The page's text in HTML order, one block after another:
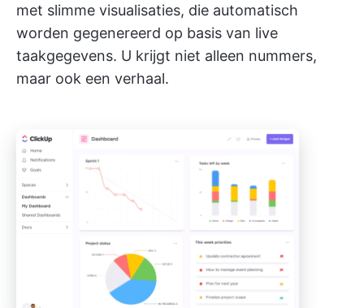
met slimme visualisaties, die automatisch
worden gegenereerd op basis van live
taakgegevens. U krijgt niet alleen nummers,
maar ook een verhaal.